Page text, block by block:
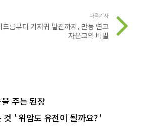
다음기사
름부터 기저귀 발진까지, 만능 연고
자운고의 비밀
주는 된장
것 ' 위암도 유전이 될까요? '